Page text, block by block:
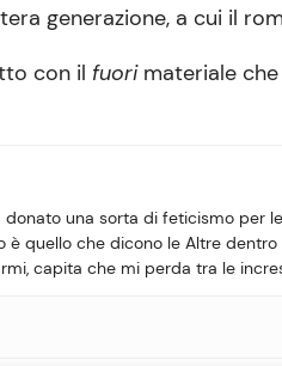
generazione, a cui il
con il fuorimateriale
donato una sorta di feticismo
quello che dicono le Altre
capita che mi perda tra le